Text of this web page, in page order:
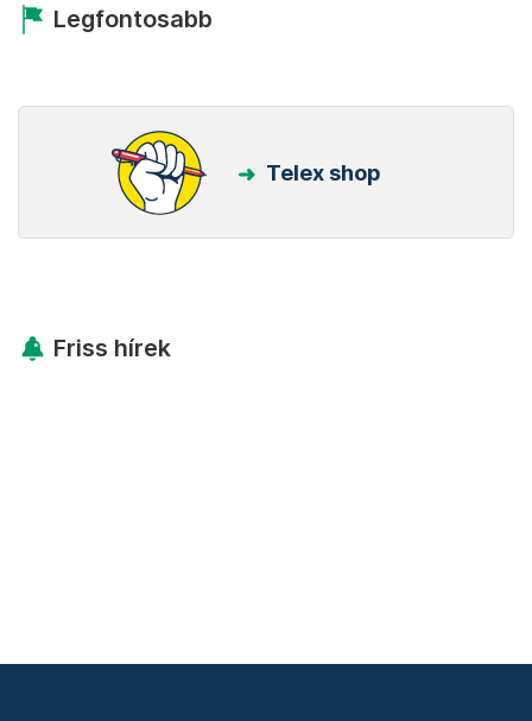
Legfontosabb
Telex shop
Friss hírek